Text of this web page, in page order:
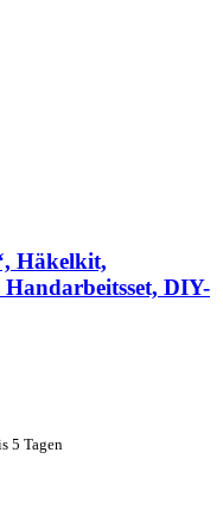
Häkelkit,
DIY-
5 Tagen